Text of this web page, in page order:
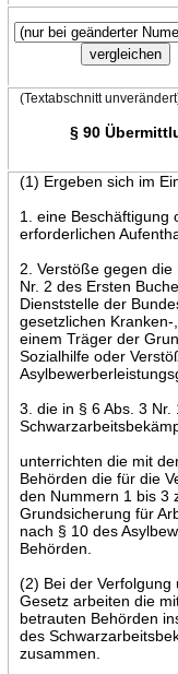
(Textabschnitt
§ 90
(1) Ergeben sich im
1. eine Beschäftigung
erforderlichen
2. Verstöße gegen die
Nr. 2 des Ersten
Dienststelle der
gesetzlichen
einem Träger der
Sozialhilfe oder
3. die in § 6 Abs. 3 Nr.
unterrichten die mit
Behörden die für die
den Nummern 1 bis 3
Grundsicherung für
nach § 10 des
Behörden.
(2) Bei der Verfolgung
Gesetz arbeiten die
betrauten Behörden
des
zusammen.